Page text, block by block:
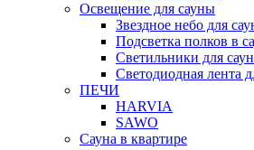
Освещение для сауны
Звездное небо для
Подсветка полков в
Светильники для
Светодиодная лента
ПЕЧИ
HARVIA
SAWO
Сауна в квартире